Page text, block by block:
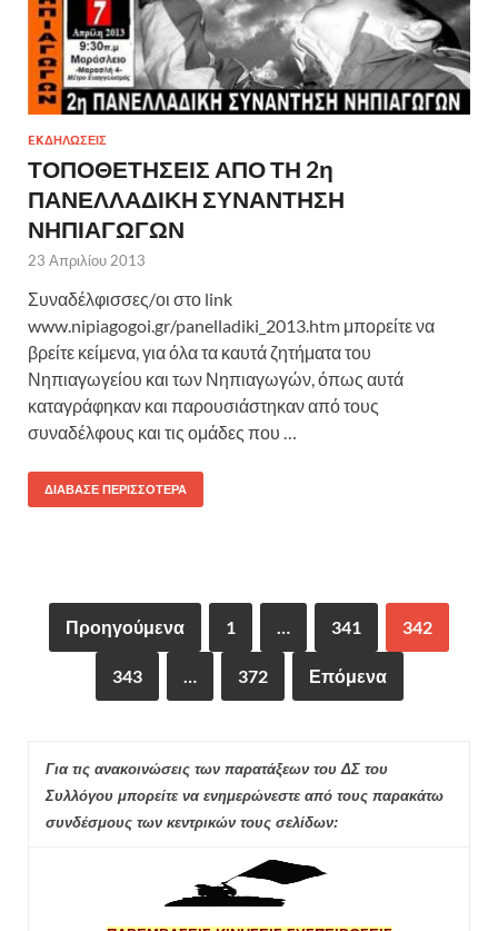
EKΔΗΛΩΣΕΙΣ
ΤΟΠΟΘΕΤΗΣΕΙΣ ΑΠΟ ΤΗ 2η
ΠΑΝΕΛΛΑΔΙΚΗ ΣΥΝΑΝΤΗΣΗ
ΝΗΠΙΑΓΩΓΩΝ
23 Απριλίου 2013
Συναδέλφισσες/οι στο link
www.nipiagogoi.gr/panelladiki_2013.htm μπορείτε να
βρείτε κείμενα, για όλα τα καυτά ζητήματα του
Νηπιαγωγείου και των Νηπιαγωγών, όπως αυτά
καταγράφηκαν και παρουσιάστηκαν από τους
συναδέλφους και τις ομάδες που …
ΔΙΆΒΑΣΕ ΠΕΡΙΣΣΌΤΕΡΑ
Προηγούμενα 1 341 342
343 372 Επόμενα
Για τις ανακοινώσεις των παρατάξεων του ΔΣ του
Συλλόγου μπορείτε να ενημερώνεστε από τους παρακάτω
συνδέσμους των κεντρικών τους σελίδων: